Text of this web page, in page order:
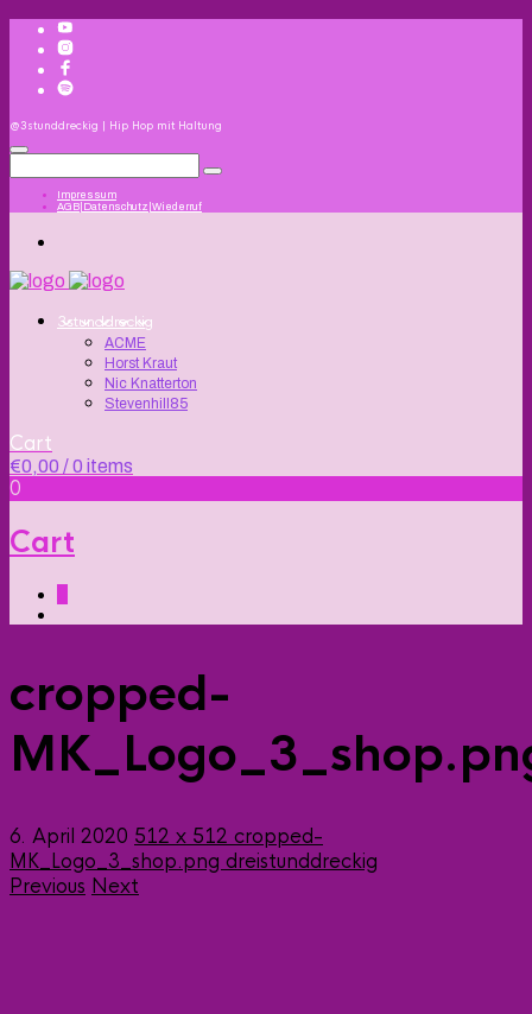
@3stunddreckig | Hip Hop mit Haltung
Impressum
AGB|Datenschutz|Wiederruf
3stunddreckig
ACME
Horst Kraut
Nic Knatterton
Stevenhill85
Cart
€0,00 / 0 items
0
Cart
cropped-
6. April 2020 512 x 512 cropped-
MK_Logo_3_shop.png dreistunddreckig
Previous Next